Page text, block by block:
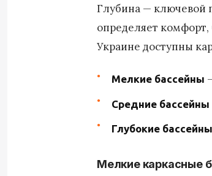
Глубина — ключевой
определяет комфорт,
Украине доступны
Мелкие бассейны
Средние бассейны
Глубокие бассейны
Мелкие каркасные